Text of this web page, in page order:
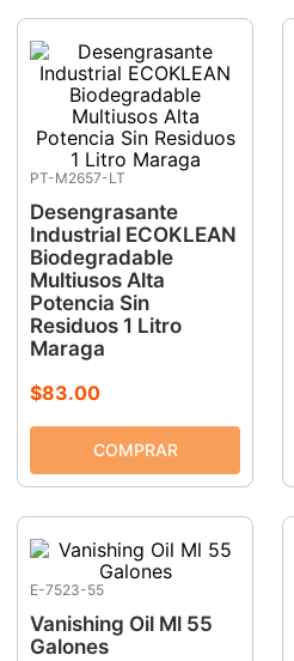
PT-M2657-LT
Desengrasante
Industrial ECOKLEAN
Biodegradable
Multiusos Alta
Potencia Sin
Residuos 1 Litro
Maraga
$83.00
E-7523-55
Vanishing Oil Ml 55
Galones